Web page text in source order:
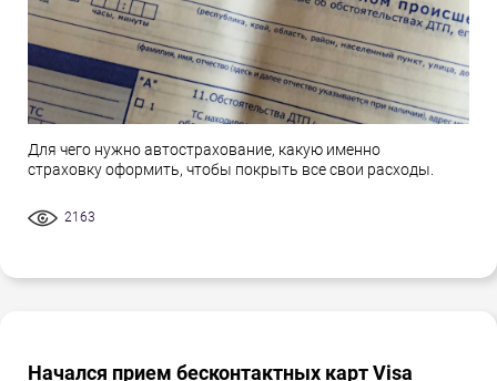
Для чего нужно автострахование, какую именно
страховку оформить, чтобы покрыть все свои расходы.
2163
Начался прием бесконтактных карт Visa